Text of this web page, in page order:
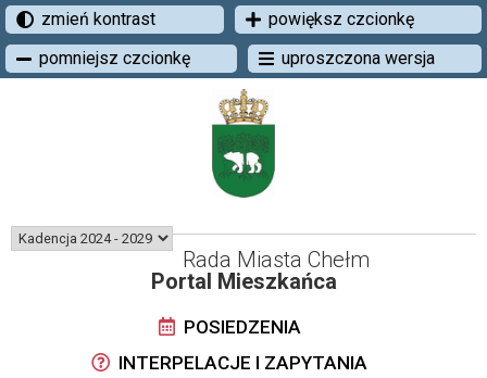
zmień kontrast
powiększ czcionkę
pomniejsz czcionkę
uproszczona wersja
Rada Miasta Chełm
Portal Mieszkańca
POSIEDZENIA
INTERPELACJE I ZAPYTANIA